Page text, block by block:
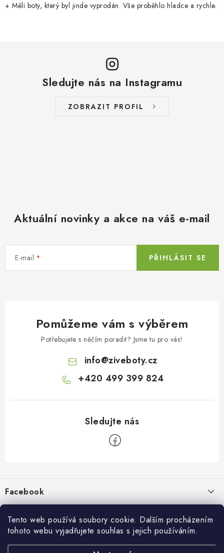
Tento web používá soubory cookie. Dalším procházením
tohoto webu vyjadřujete souhlas s jejich používáním.
+ Měli boty, který byl jinde vyprodán. Vše proběhlo hladce a rychle.
Sledujte nás na Instagramu
ZOBRAZIT PROFIL
Aktuální novinky a akce na váš e-mail
E-mail PŘIHLÁSIT SE
Pomůžeme vám s výběrem
Potřebujete s něčím poradit? Jsme tu pro vás!
info@ziveboty.cz
+420 499 399 824
t
Facebook
Informace pro vás
Kontakty a kamenná prodejna
Přijímáme online platby